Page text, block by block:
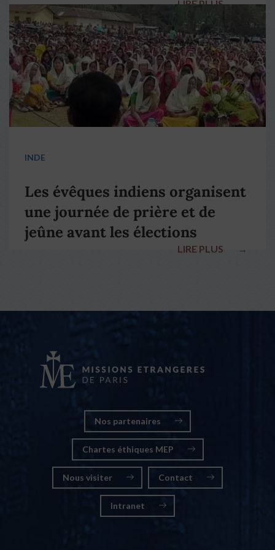
pape François
LIRE PLUS →
INDE
Les évêques indiens organisent
une journée de prière et de
jeûne avant les élections
LIRE PLUS →
Nos partenaires
Chartes éthiques MEP
Nous visiter Contact
Intranet